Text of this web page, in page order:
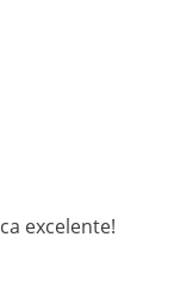
excelente!